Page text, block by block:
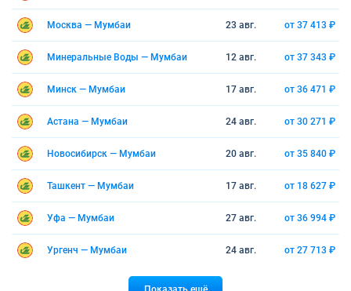
Москва — Мумбаи 23 авг. от 37 413 ₽
Минеральные Воды — Мумбаи 12 авг. от 37 343 ₽
Минск — Мумбаи 17 авг. от 36 471 ₽
Астана — Мумбаи 24 авг. от 30 271 ₽
Новосибирск — Мумбаи 20 авг. от 35 840 ₽
Ташкент — Мумбаи 17 авг. от 18 627 ₽
Уфа — Мумбаи 27 авг. от 36 994 ₽
Ургенч — Мумбаи 24 авг. от 27 713 ₽